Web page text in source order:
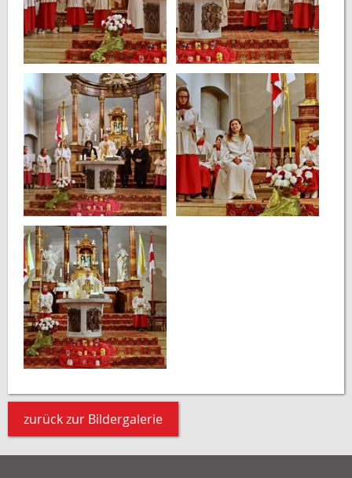
zurück zur Bildergalerie